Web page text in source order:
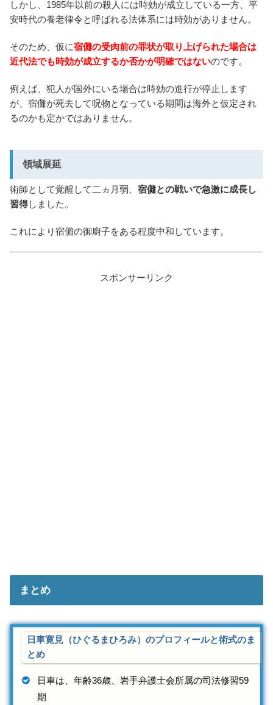
しかし、1985年以前の殺人には時効が成立している一方、平
安時代の養老律令と呼ばれる法体系には時効がありません。
そのため、仮に宿儺の受肉前の罪状が取り上げられた場合は
近代法でも時効が成立するか否かが明確ではないのです。
例えば、犯人が国外にいる場合は時効の進行が停止します
が、宿儺が死去して呪物となっている期間は海外と仮定され
るのかも定かではありません。
領域展延
術師として覚醒して二ヵ月弱、 宿儺との戦いで急激に成長し
習得しました。
これにより宿儺の御廚子をある程度中和しています。
スポンサーリンク
まとめ
日車寛見（ひぐるまひろみ）のプロフィールと術式のま
とめ
日車は、年齢36歳、岩手弁護士会所属の司法修習59
期